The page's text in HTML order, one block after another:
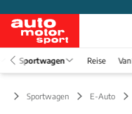
Sportwagen Reise Van
Sportwagen E-Auto